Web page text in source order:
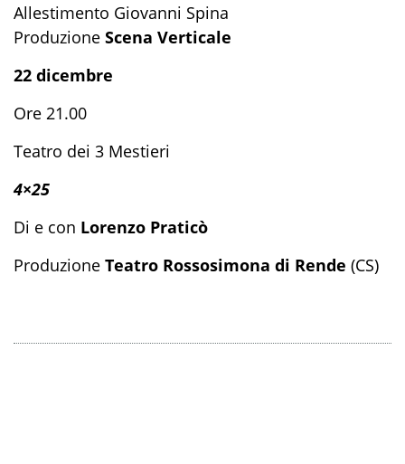
Allestimento Giovanni Spina
Produzione Scena Verticale
22 dicembre
Ore 21.00
Teatro dei 3 Mestieri
4×25
Di e con Lorenzo Praticò
Produzione Teatro Rossosimona di Rende (CS)